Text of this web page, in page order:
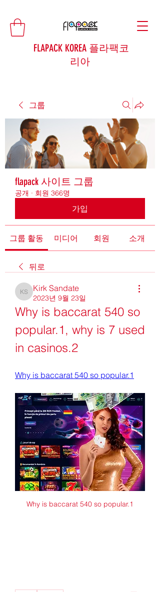
FLAPACK KOREA 플라팩코
리아
그룹
flapack 사이트 그룹
공개 · 회원 366명
가입
그룹 활동 미디어 회원 소개
뒤로
Kirk Sandate
Kirk Sandate
2023년 9월 23일
Why is baccarat 540 so
popular.1, why is 7 used
in casinos.2
Why is baccarat 540 so popular.1
Why is baccarat 540 so popular.1